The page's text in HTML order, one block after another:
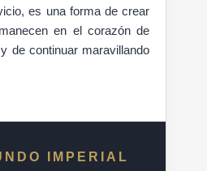
es una forma de crear
en el corazón de
de continuar maravillando
IMPERIAL